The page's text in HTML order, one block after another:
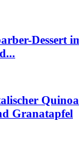
Dessert
Granatapfel